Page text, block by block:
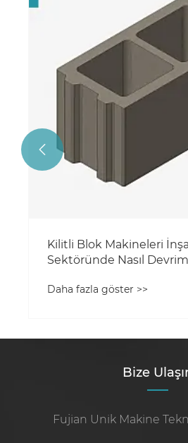
Kilitli Blok Makineleri
Sektöründe Nasıl Devrim
Daha fazla göster >>

Bize
Fujian Unik Makine